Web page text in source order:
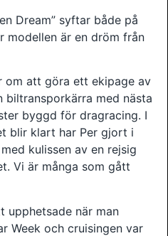
Dream” syftar både på
modellen är en dröm från
om att göra ett ekipage av
biltransporkärra med nästa
byggd för dragracing. I
blir klart har Per gjort i
kulissen av en rejsig
Vi är många som gått
upphetsade när man
Week och cruisingen var